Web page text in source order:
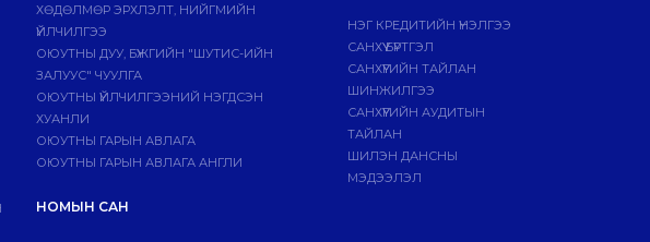
ХӨДӨЛМӨР ЭРХЛЭЛТ, НИЙГМИЙН
ҮЙЛЧИЛГЭЭ
ОЮУТНЫ ДУУ, БҮЖГИЙН "ШУТИС-ИЙН
ЗАЛУУС" ЧУУЛГА
ОЮУТНЫ ҮЙЛЧИЛГЭЭНИЙ НЭГДСЭН
ХУАНЛИ
ОЮУТНЫ ГАРЫН АВЛАГА
ОЮУТНЫ ГАРЫН АВЛАГА АНГЛИ
НОМЫН САН
НЭГ КРЕДИТИЙН ҮНЭЛГЭЭ
САНХҮҮ БҮРТГЭЛ
САНХҮҮГИЙН ТАЙЛАН
ШИНЖИЛГЭЭ
САНХҮҮГИЙН АУДИТЫН
ТАЙЛАН
ШИЛЭН ДАНСНЫ
МЭДЭЭЛЭЛ